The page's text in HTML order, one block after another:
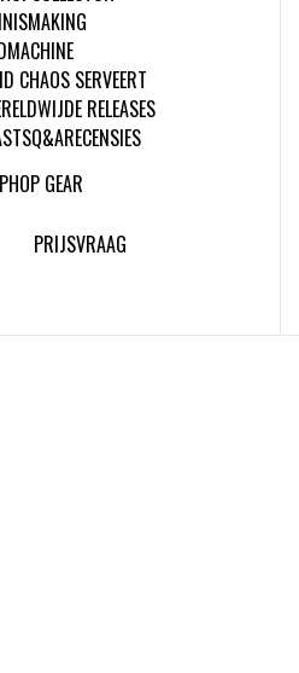
CHAOS SERVEERT
RELEASES
Q&ARECENSIES
GEAR
PRIJSVRAAG